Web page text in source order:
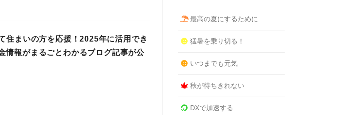
住まいの方を応援！2025年に活用でき
情報がまるごとわかるブログ記事が公
最高の夏にするために
猛暑を乗り切る！
いつまでも元気
秋が待ちきれない
DXで加速する